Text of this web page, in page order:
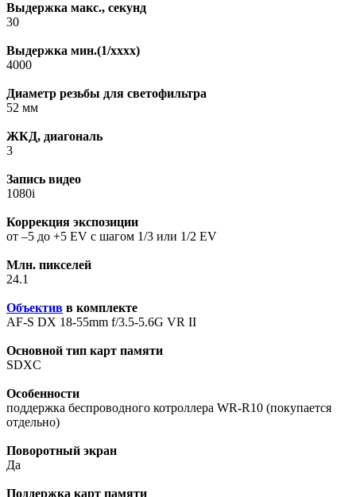
Выдержка макс., секунд
30
Выдержка мин.(1/xxxx)
4000
Диаметр резьбы для светофильтра
52 мм
ЖКД, диагональ
3
Запись видео
1080i
Коррекция экспозиции
от –5 до +5 EV с шагом 1/3 или 1/2 EV
Млн. пикселей
24.1
Объектив в комплекте
AF-S DX 18-55mm f/3.5-5.6G VR II
Основной тип карт памяти
SDXC
Особенности
поддержка беспроводного котроллера WR-R10 (покупается
отдельно)
Поворотный экран
Да
Поддержка карт памяти